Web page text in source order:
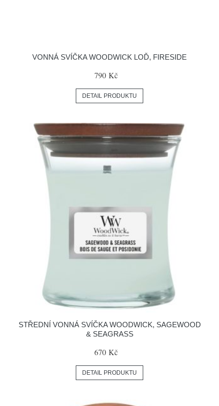
VONNÁ SVÍČKA WOODWICK LOĎ, FIRESIDE
790 Kč
DETAIL PRODUKTU
STŘEDNÍ VONNÁ SVÍČKA WOODWICK, SAGEWOOD
& SEAGRASS
670 Kč
DETAIL PRODUKTU